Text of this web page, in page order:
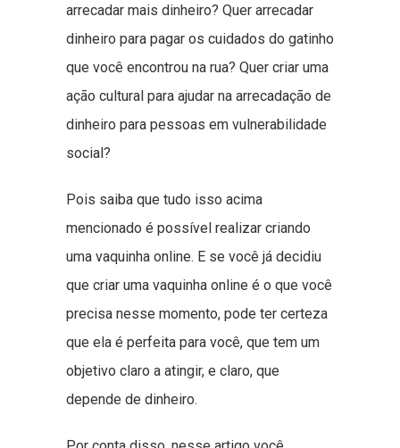
arrecadar mais dinheiro? Quer arrecadar
dinheiro para pagar os cuidados do gatinho
que você encontrou na rua? Quer criar uma
ação cultural para ajudar na arrecadação de
dinheiro para pessoas em vulnerabilidade
social?
Pois saiba que tudo isso acima
mencionado é possível realizar criando
uma vaquinha online. E se você já decidiu
que criar uma vaquinha online é o que você
precisa nesse momento, pode ter certeza
que ela é perfeita para você, que tem um
objetivo claro a atingir, e claro, que
depende de dinheiro.